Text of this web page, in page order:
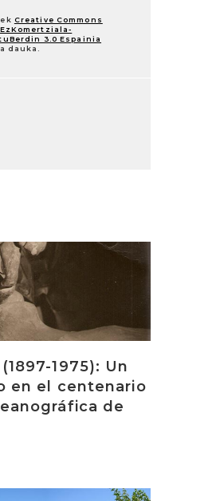
Creative Commons
3.0 Espainia
dauka.
1975): Un
en el centenario
de